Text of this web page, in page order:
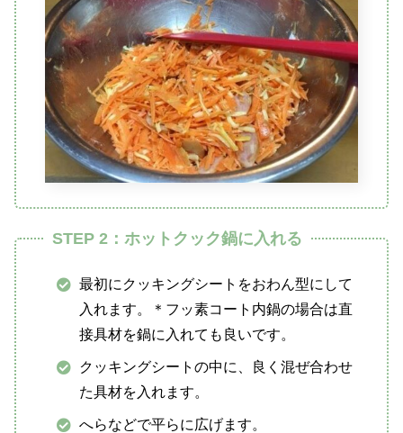
STEP 2：ホットクック鍋に入れる
最初にクッキングシートをおわん型にして
入れます。＊フッ素コート内鍋の場合は直
接具材を鍋に入れても良いです。
クッキングシートの中に、良く混ぜ合わせ
た具材を入れます。
へらなどで平らに広げます。